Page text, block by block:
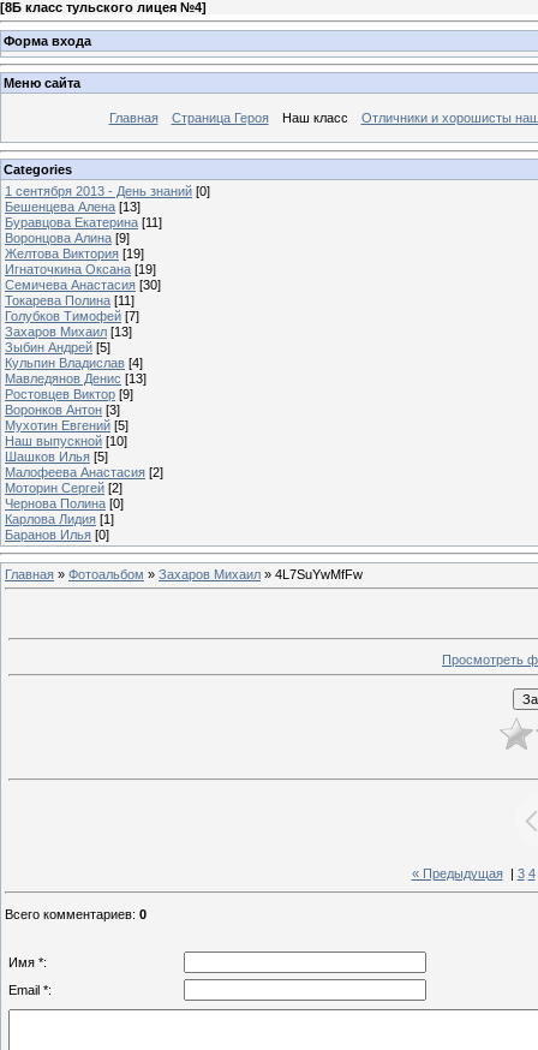
[8Б класс тульского лицея №4]
Форма входа
Меню сайта
Главная Страница Героя Наш класс Отличники и хорошисты
Categories
1 сентября 2013 - День знаний [0]
Бешенцева Алена [13]
Буравцова Екатерина [11]
Воронцова Алина [9]
Желтова Виктория [19]
Игнаточкина Оксана [19]
Семичева Анастасия [30]
Токарева Полина [11]
Голубков Тимофей [7]
Захаров Михаил [13]
Зыбин Андрей [5]
Кульпин Владислав [4]
Мавледянов Денис [13]
Ростовцев Виктор [9]
Воронков Антон [3]
Мухотин Евгений [5]
Наш выпускной [10]
Шашков Илья [5]
Малофеева Анастасия [2]
Моторин Сергей [2]
Чернова Полина [0]
Карлова Лидия [1]
Баранов Илья [0]
Главная » Фотоальбом » Захаров Михаил » 4L7SuYwMfFw
Просмотреть
« Предыдущая| 3 4
Всего комментариев: 0
Имя *:
Email *: